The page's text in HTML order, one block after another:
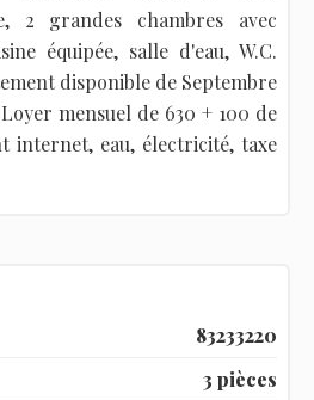
2 grandes chambres avec
équipée, salle d'eau, W.C.
disponible de Septembre
mensuel de 630 + 100 de
internet, eau, électricité, taxe
83233220
3 pièces